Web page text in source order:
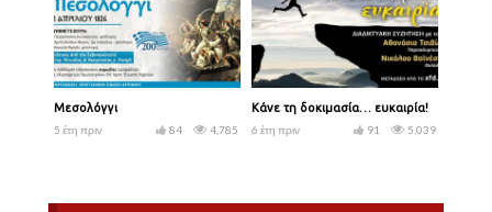
Μεσολόγγι
5 έτη πριν
4,785
84
Κάνε τη δοκιμασία… ευκαιρία!
6 έτη πριν
5,039
91